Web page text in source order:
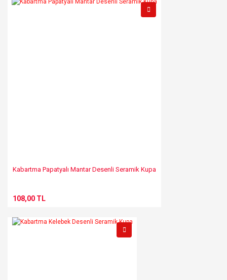
Kabartma Papatyalı Mantar Desenli Seramik Kupa
108,00 TL